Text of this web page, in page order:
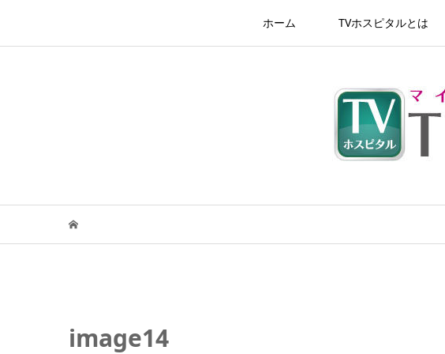
ホーム TVホスピタルとは
image14